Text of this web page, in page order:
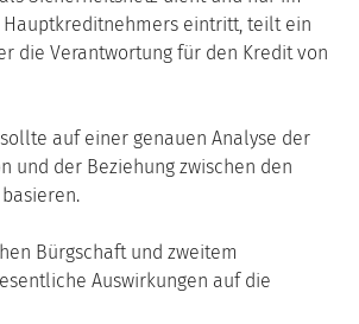
Hauptkreditnehmers eintritt, teilt ein
die Verantwortung für den Kredit von
auf einer genauen Analyse der
und der Beziehung zwischen den
Bürgschaft und zweitem
Auswirkungen auf die